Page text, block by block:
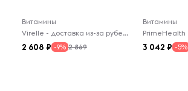
Витамины
Virelle - доставка из-за рубежа
2 608 -9% 2 869
Витамины
3 042 -5%